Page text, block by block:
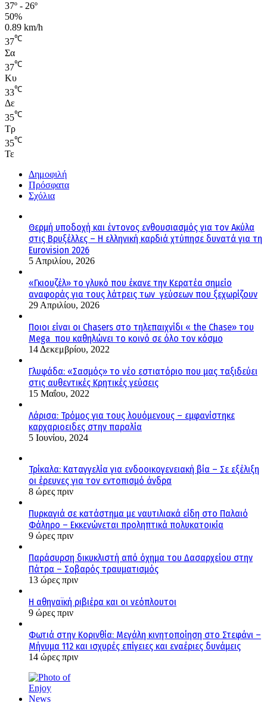
37º - 26º
50%
0.89 km/h
37℃
Σα
37℃
Κυ
33℃
Δε
35℃
Τρ
35℃
Τε
Δημοφιλή
Πρόσφατα
Σχόλια
Θερμή υποδοχή και έντονος ενθουσιασμός για τον Ακύλα
στις Βρυξέλλες – Η ελληνική καρδιά χτύπησε δυνατά για τη
Eurovision 2026
5 Απριλίου, 2026
«Γκιουζέλ» το γλυκό που έκανε την Κερατέα σημείο
αναφοράς για τους λάτρεις των γεύσεων που ξεχωρίζουν
29 Απριλίου, 2026
Ποιοι είναι οι Chasers στο τηλεπαιχνίδι « the Chase» του
Mega που καθηλώνει το κοινό σε όλο τον κόσμο
14 Δεκεμβρίου, 2022
Γλυφάδα: «Σασμός» το νέο εστιατόριο που μας ταξιδεύει
στις αυθεντικές Κρητικές γεύσεις
15 Μαΐου, 2022
Λάρισα: Τρόμος για τους λουόμενους – εμφανίστηκε
καρχαριοειδες στην παραλία
5 Ιουνίου, 2024
Τρίκαλα: Καταγγελία για ενδοοικογενειακή βία – Σε εξέλιξη
οι έρευνες για τον εντοπισμό άνδρα
8 ώρες πριν
Πυρκαγιά σε κατάστημα με ναυτιλιακά είδη στο Παλαιό
Φάληρο – Εκκενώνεται προληπτικά πολυκατοικία
9 ώρες πριν
Παράσυρση δικυκλιστή από όχημα του Δασαρχείου στην
Πάτρα – Σοβαρός τραυματισμός
13 ώρες πριν
Η αθηναϊκή ριβιέρα και οι νεόπλουτοι
9 ώρες πριν
Φωτιά στην Κορινθία: Μεγάλη κινητοποίηση στο Στεφάνι –
Μήνυμα 112 και ισχυρές επίγειες και εναέριες δυνάμεις
14 ώρες πριν